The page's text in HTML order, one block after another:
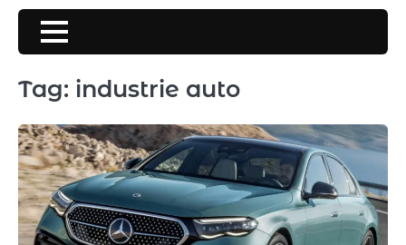
Skip
content
Tag: industrie auto